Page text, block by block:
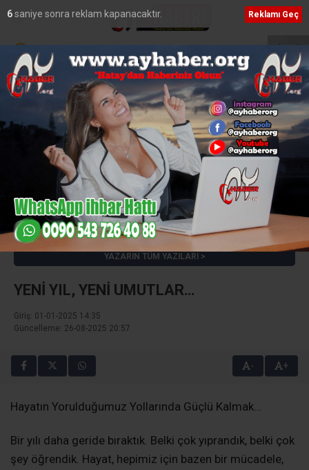
Çimento ve Pure Energy’den Stratejik Ortaklık
Hüseyin Zorkun
e-posta:huseyinzorkun@gmail.com
YAZARIN TÜM YAZILARI
YENİ YIL, YENİ UMUTLAR…
Giriş: 01-01-2025 14:35
Güncelleme: 26-08-2025 20:57
- +
Hayatın Yorulduğumuz Yollarında Güçlü Kalmak…
Bir yılı daha geride bıraktık. Belki çok yıprandık, belki çok
şey öğrendik. Hayat, hepimiz için bazen bir mücadele,
5saniye sonra reklam kapanacaktır. Reklamı Geç